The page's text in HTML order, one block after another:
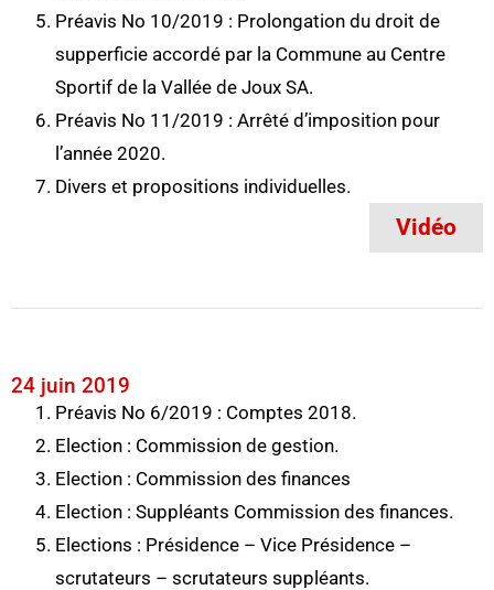
Préavis No 10/2019 : Prolongation du droit de
supperficie accordé par la Commune au Centre
Sportif de la Vallée de Joux SA.
Préavis No 11/2019 : Arrêté d’imposition pour
l’année 2020.
Divers et propositions individuelles.
Vidéo
24 juin 2019
Préavis No 6/2019 : Comptes 2018.
Election : Commission de gestion.
Election : Commission des finances
Election : Suppléants Commission des finances.
Elections : Présidence – Vice Présidence –
scrutateurs – scrutateurs suppléants.